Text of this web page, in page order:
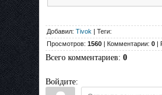
Добавил: Tivok | Теги:
Просмотров: 1560 | Комментарии: 0 |
Всего комментариев: 0
Войдите: